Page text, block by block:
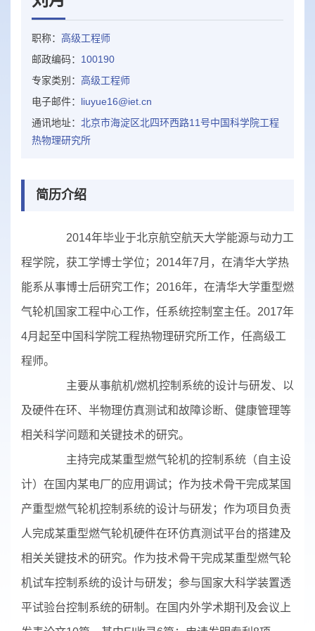
职称： 高级工程师
邮政编码： 100190
专家类别： 高级工程师
电子邮件： liuyue16@iet.cn
通讯地址： 北京市海淀区北四环西路11号中国科学院工程
热物理研究所
简历介绍
2014年毕业于北京航空航天大学能源与动力工
程学院，获工学博士学位；2014年7月，在清华大学热
能系从事博士后研究工作；2016年，在清华大学重型燃
气轮机国家工程中心工作，任系统控制室主任。2017年
4月起至中国科学院工程热物理研究所工作，任高级工
程师。
主要从事航机/燃机控制系统的设计与研发、以
及硬件在环、半物理仿真测试和故障诊断、健康管理等
相关科学问题和关键技术的研究。
主持完成某重型燃气轮机的控制系统（自主设
计）在国内某电厂的应用调试；作为技术骨干完成某国
产重型燃气轮机控制系统的设计与研发；作为项目负责
人完成某重型燃气轮机硬件在环仿真测试平台的搭建及
相关关键技术的研究。作为技术骨干完成某重型燃气轮
机试车控制系统的设计与研发；参与国家大科学装置透
平试验台控制系统的研制。在国内外学术期刊及会议上